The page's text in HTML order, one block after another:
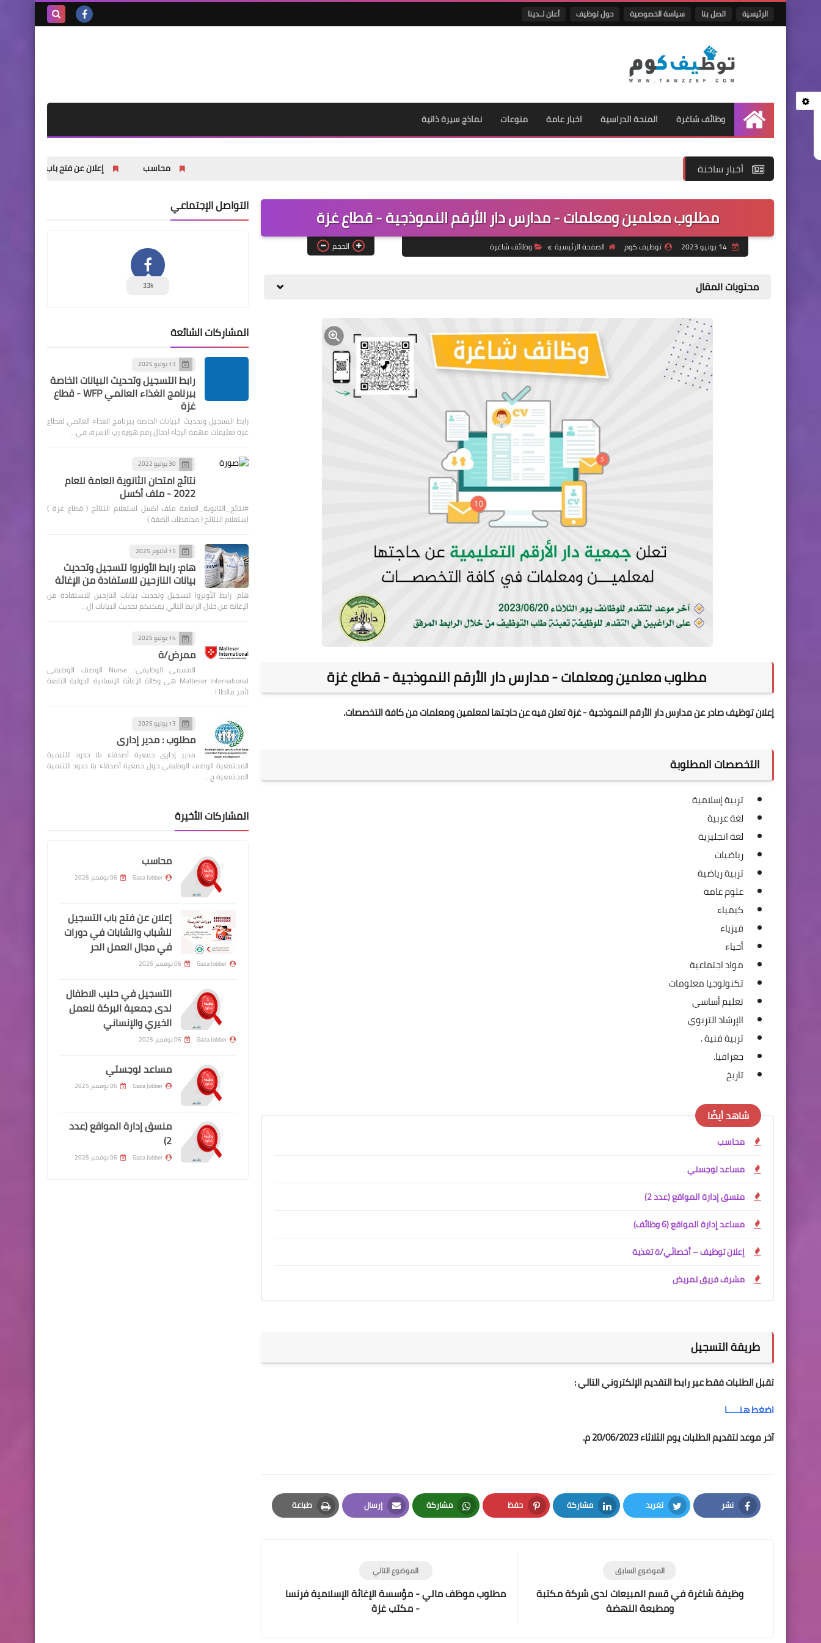
الرئيسية اتصل بنا سياسة الخصوصية حول توظيف أعلن لــدينا
الرئيسية
وظائف شاغرة المنحة الدراسية اخبار عامة منوعات نماذج سيرة ذاتية
أخبار ساخنة إعلان عن فتح باب التسجيل للشباب
مطلوب معلمين ومعلمات - مدارس دار الأرقم النموذجية - قطاع غزة
توظيف كوم الصفحة الرئيسية وظائف شاغرة الحجم
محتويات المقال
مطلوب معلمين ومعلمات - مدارس دار الأرقم النموذجية - قطاع غزة
إعلان توظيف صادر عن مدارس دار الأرقم النموذجية - غزة تعلن فيه عن حاجتها لمعلمين ومعلمات من كافة التخصصات.
التخصصات المطلوبة
تربية إسلامية
لغة عربية
لغة انجليزية
رياضيات
تربية رياضية
علوم عامة
كيمياء
فيزياء
أحياء
مواد اجتماعية
تكنولوجيا معلومات
تعليم أساسي
الإرشاد التربوي
تربية فنية .
جغرافيا.
تاريخ
شاهد أيضًا
محاسب
مساعد لوجستي
منسق إدارة المواقع (عدد 2)
مساعد إدارة المواقع (6 وظائف)
إعلان توظيف – أخصائي/ة تغذية
مشرف فريق تمريض
طريقة التسجيل
تقبل الطلبات فقط عبر رابط التقديم الإلكتروني التالي :
اضغط هنـــــا
آخر موعد لتقديم الطلبات يوم الثلاثاء 20/06/2023 م.
نشر
Facebook
تغريد
Twitter
مشاركة
LinkedIn
حفظ
Pinterest
مشاركة
Whatsapp
إرسال
Email
طباعة
Print
الموضوع التالي
مطلوب موظف مالي - مؤسسة الإغاثة الإسلامية فرنسا
- مكتب غزة
الموضوع السابق
وظيفة شاغرة في قسم المبيعات لدى شركة مكتبة
ومطبعة النهضة
التواصل الإجتماعي
33k
المشاركات الشائعة
13 يوليو 2025
رابط التسجيل وتحديث البيانات الخاصة
ببرنامج الغذاء العالمي WFP - قطاع
غزة
رابط التسجيل وتحديث البيانات الخاصة ببرنامج الغذاء العالمي لقطاع
غزة تعليمات مهمة الرجاء ادخال رقم هوية رب الاسرة، في…
30 يوليو 2022
نتائج امتحان الثانوية العامة للعام
2022 - ملف أكسل
#نتائج_الثانوية_العامة ملف اكسل استعلام النتائج ( قطاع غزة )
استعلام النتائج ( محافظات الضفة )
15 أكتوبر 2025
هام: رابط الأونروا لتسجيل وتحديث
بيانات النازحين للاستفادة من الإغاثة
هام: رابط الأونروا لتسجيل وتحديث بيانات النازحين للاستفادة من
الإغاثة من خلال الرابط التالي يمكنكم تحديث البيانات ال…
14 يوليو 2025
ممرض/ة
المسمى الوظيفي: Nurse الوصف الوظيفي
Malteser International هي وكالة الإغاثة الإنسانية الدولية التابعة
لأمر مالطا ا…
13 يوليو 2025
مطلوب : مدير إداري
مدير إداري جمعية أصدقاء بلا حدود للتنمية
المجتمعية الوصف الوظيفي حول جمعية أصدقاء بلا حدود للتنمية
المجتمعية ج…
المشاركات الأخيرة
محاسب
Gaza Jobber 06 نوفمبر 2025
إعلان عن فتح باب التسجيل
للشباب والشابات في دورات
في مجال العمل الحر
Gaza Jobber 06 نوفمبر 2025
التسجيل في حليب الاطفال
لدى جمعية البركة للعمل
الخيري والإنساني
Gaza Jobber 06 نوفمبر 2025
مساعد لوجستي
Gaza Jobber 06 نوفمبر 2025
منسق إدارة المواقع (عدد
2)
Gaza Jobber 06 نوفمبر 2025